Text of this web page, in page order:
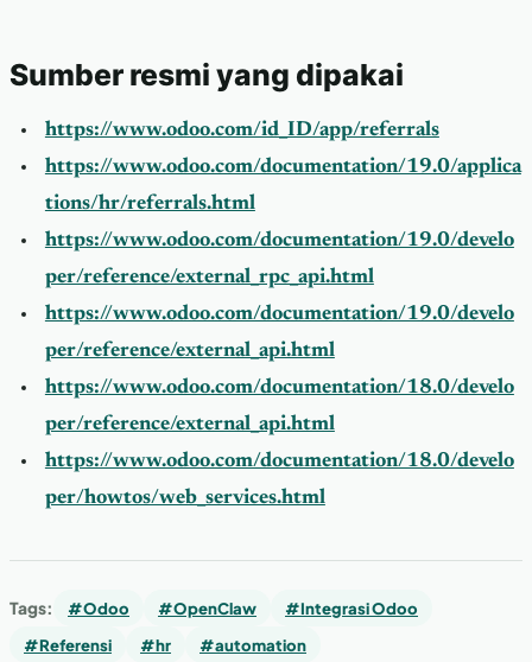
Sumber resmi yang dipakai
https://www.odoo.com/id_ID/app/referrals
https://www.odoo.com/documentation/19.0/applica
tions/hr/referrals.html
https://www.odoo.com/documentation/19.0/develo
per/reference/external_rpc_api.html
https://www.odoo.com/documentation/19.0/develo
per/reference/external_api.html
https://www.odoo.com/documentation/18.0/develo
per/reference/external_api.html
https://www.odoo.com/documentation/18.0/develo
per/howtos/web_services.html
Tags: #Odoo #OpenClaw
#Integrasi Odoo
#Referensi
#hr #automation